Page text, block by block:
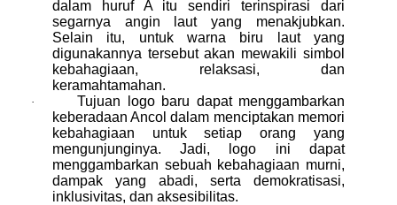
dalam huruf A itu sendiri terinspirasi dari
segarnya angin laut yang menakjubkan.
Selain itu, untuk warna biru laut yang
digunakannya tersebut akan mewakili simbol
kebahagiaan, relaksasi, dan
keramahtamahan.
·
Tujuan logo baru dapat menggambarkan
keberadaan Ancol dalam menciptakan memori
kebahagiaan untuk setiap orang yang
mengunjunginya. Jadi, logo ini dapat
menggambarkan sebuah kebahagiaan murni,
dampak yang abadi, serta demokratisasi,
inklusivitas, dan aksesibilitas.